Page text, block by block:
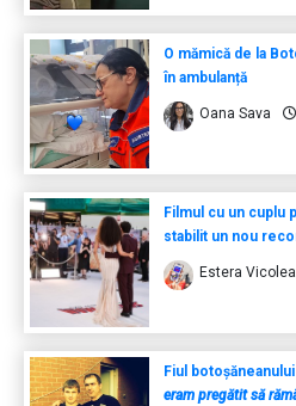
O mămică de la
în ambulanță
Oana Sava
Filmul cu un cuplu
stabilit un nou
Estera
Fiul
eram pregătit să